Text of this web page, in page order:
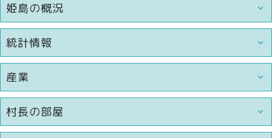
姫島の概況
統計情報
産業
村長の部屋